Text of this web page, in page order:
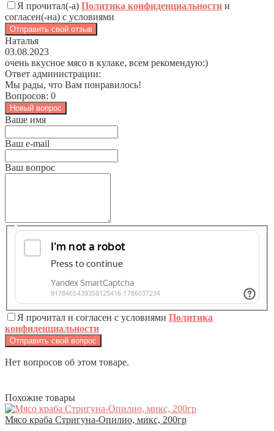
Я прочитал(-а) Политика конфиденциальности и
согласен(-на) с условиями
Отправить свой отзыв
Наталья
03.08.2023
очень вкусное мясо в кулаке, всем рекомендую:)
Ответ администрации:
Мы рады, что Вам понравилось!
Вопросов: 0
Новый вопрос
Ваше имя
Ваш e-mail
Ваш вопрос
Я прочитал и согласен с условиями Политика
конфиденциальности
Отправить свой вопрос
Нет вопросов об этом товаре.
Похожие товары
Мясо краба Стригуна-Опилио, микс, 200гр